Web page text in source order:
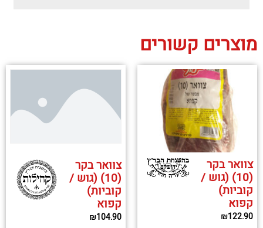
מוצרים קשורים
צוואר בקר
(10) (גוש /
קוביות)
קפוא
₪122.90
צוואר בקר
(10) (גוש /
קוביות)
קפוא
₪104.90